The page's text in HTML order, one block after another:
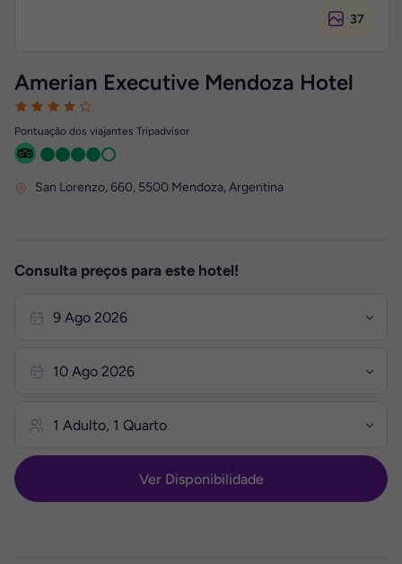
37
Amerian Executive Mendoza Hotel
Pontuação dos viajantes Tripadvisor
San Lorenzo, 660, 5500 Mendoza, Argentina
Consulta preços para este hotel!
Ver Disponibilidade